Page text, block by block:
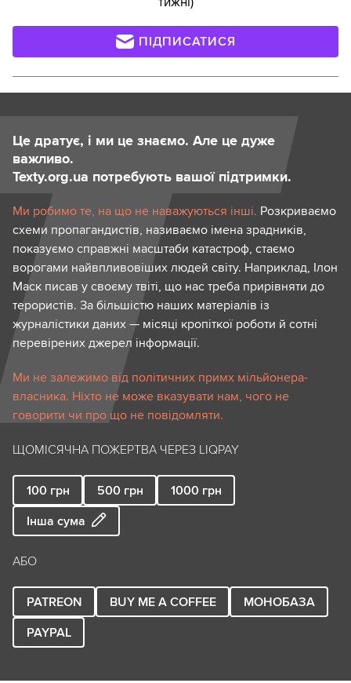
ПІДПИСАТИСЯ
Це дратує, і ми це знаємо. Але це дуже
важливо.
Texty.org.ua потребують вашої підтримки.
Ми робимо те, на що не наважуються інші. Розкриваємо
схеми пропагандистів, називаємо імена зрадників,
показуємо справжні масштаби катастроф, стаємо
ворогами найвпливовіших людей світу. Наприклад, Ілон
Маск писав у своєму твіті, що нас треба прирівняти до
терористів. За більшістю наших матеріалів із
журналістики даних — місяці кропіткої роботи й сотні
перевірених джерел інформації.
Ми не залежимо від політичних примх мільйонера-
власника. Ніхто не може вказувати нам, чого не
говорити чи про що не повідомляти.
ЩОМІСЯЧНА ПОЖЕРТВА ЧЕРЕЗ LIQPAY
100 грн 500 грн 1000 грн
Інша сума
АБО
PATREON BUY ME A COFFEE
МОНОБАЗА
PAYPAL